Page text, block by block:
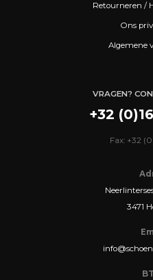
Retourneren /
Ons
Algemene
VRAGEN?
+32
Fax: +32
3471